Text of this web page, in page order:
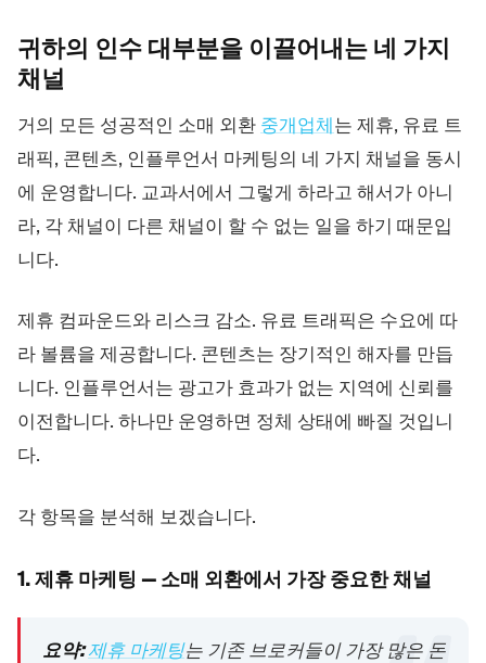
귀하의 인수 대부분을 이끌어내는 네 가지
채널
거의 모든 성공적인 소매 외환 중개업체는 제휴, 유료 트
래픽, 콘텐츠, 인플루언서 마케팅의 네 가지 채널을 동시
에 운영합니다. 교과서에서 그렇게 하라고 해서가 아니
라, 각 채널이 다른 채널이 할 수 없는 일을 하기 때문입
니다.
제휴 컴파운드와 리스크 감소. 유료 트래픽은 수요에 따
라 볼륨을 제공합니다. 콘텐츠는 장기적인 해자를 만듭
니다. 인플루언서는 광고가 효과가 없는 지역에 신뢰를
이전합니다. 하나만 운영하면 정체 상태에 빠질 것입니
다.
각 항목을 분석해 보겠습니다.
1. 제휴 마케팅 — 소매 외환에서 가장 중요한 채널
요약:제휴 마케팅는 기존 브로커들이 가장 많은 돈